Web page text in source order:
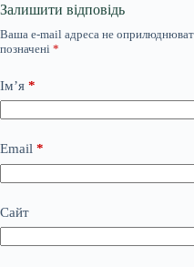
Залишити відповідь
Ваша e-mail адреса не
позначені *
Ім’я *
Email *
Сайт